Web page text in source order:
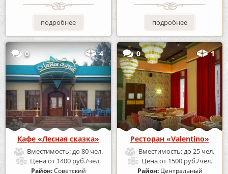
подробнее подробнее
0 4
Кафе «Лесная сказка»
Вместимость:до 80 чел.
Ценаот 1400 руб./чел.
Район:Советский
0 1
Ресторан «Valentino»
Вместимость:до 25 чел.
Ценаот 1500 руб./чел.
Район: Центральный